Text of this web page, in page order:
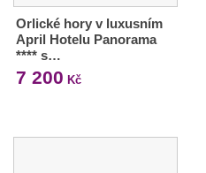
Orlické hory v luxusním
April Hotelu Panorama
**** s…
7 200 Kč